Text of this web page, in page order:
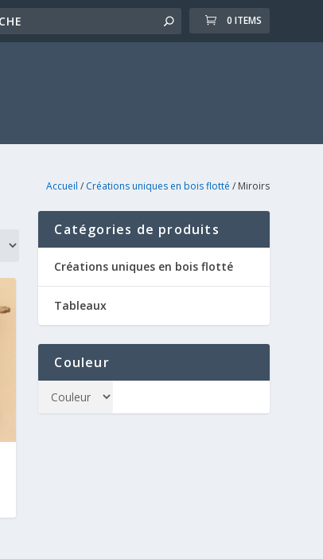
0 ITEMS
Accueil / Créations uniques en bois flotté / Miroirs
Catégories de produits
Créations uniques en bois flotté
Tableaux
Couleur